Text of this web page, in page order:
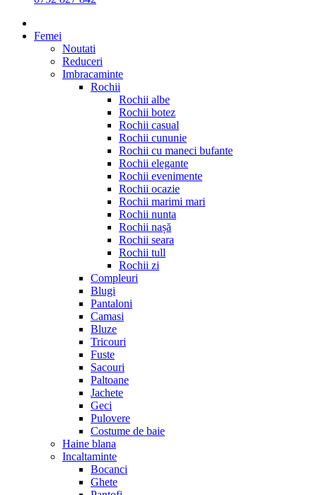
Femei
Noutati
Reduceri
Imbracaminte
Rochii
Rochii albe
Rochii botez
Rochii casual
Rochii cununie
Rochii cu maneci bufante
Rochii elegante
Rochii evenimente
Rochii ocazie
Rochii marimi mari
Rochii nunta
Rochii nașă
Rochii seara
Rochii tull
Rochii zi
Compleuri
Blugi
Pantaloni
Camasi
Bluze
Tricouri
Fuste
Sacouri
Paltoane
Jachete
Geci
Pulovere
Costume de baie
Haine blana
Incaltaminte
Bocanci
Ghete